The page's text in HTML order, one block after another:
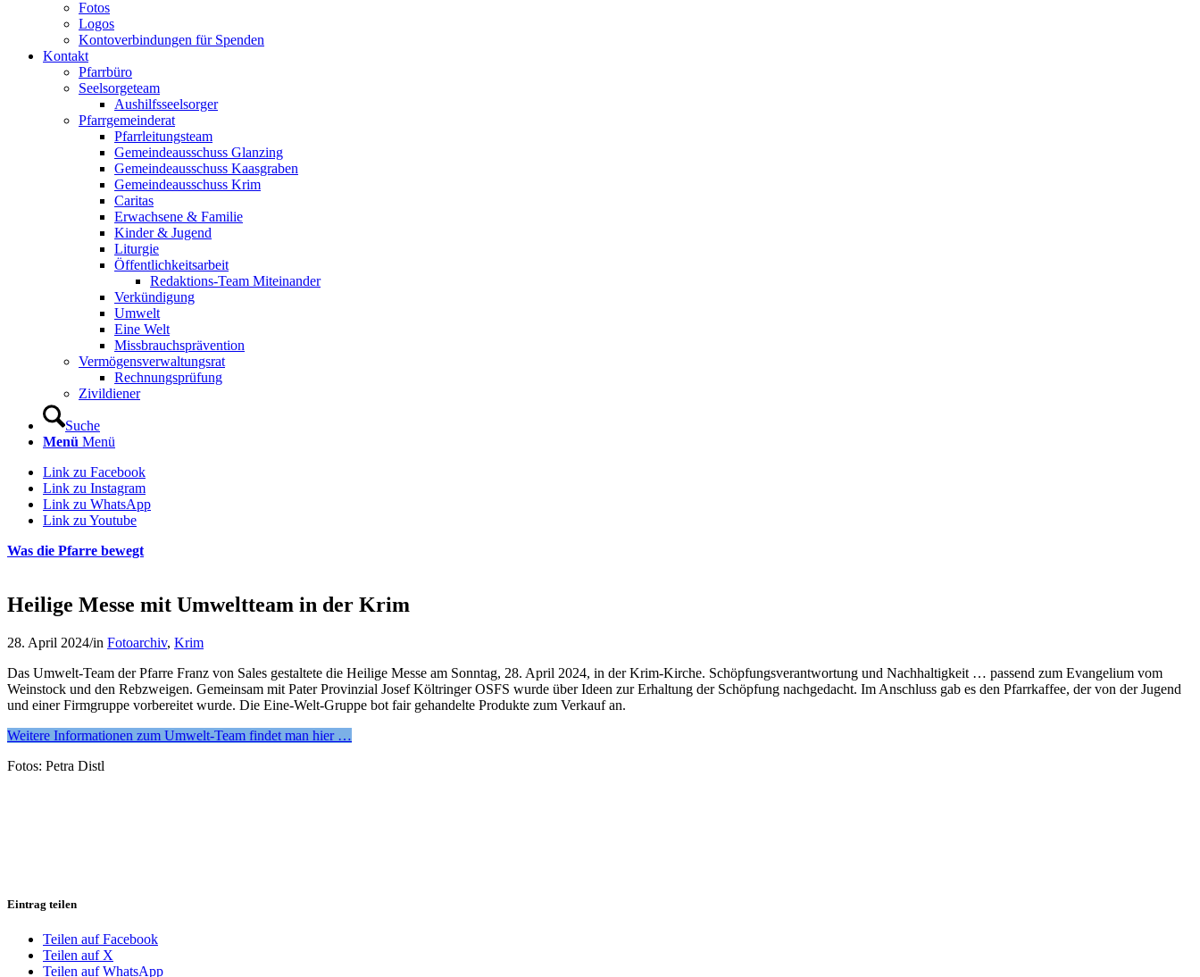
Fotos
Logos
Kontoverbindungen für Spenden
Kontakt
Pfarrbüro
Seelsorgeteam
Aushilfsseelsorger
Pfarrgemeinderat
Pfarrleitungsteam
Gemeindeausschuss Glanzing
Gemeindeausschuss Kaasgraben
Gemeindeausschuss Krim
Caritas
Erwachsene & Familie
Kinder & Jugend
Liturgie
Öffentlichkeitsarbeit
Redaktions-Team Miteinander
Verkündigung
Umwelt
Eine Welt
Missbrauchsprävention
Vermögensverwaltungsrat
Rechnungsprüfung
Zivildiener
Suche
Menü Menü
Link zu Facebook
Link zu Instagram
Link zu WhatsApp
Link zu Youtube
Was die Pfarre bewegt
Heilige Messe mit Umweltteam in der Krim
28. April 2024/in Fotoarchiv, Krim
Das Umwelt-Team der Pfarre Franz von Sales gestaltete die Heilige Messe am Sonntag, 28. April 2024, in der Krim-Kirche. Schöpfungsverantwortung und Nachhaltigkeit … passend zum Evangelium vom
Weinstock und den Rebzweigen. Gemeinsam mit Pater Provinzial Josef Költringer OSFS wurde über Ideen zur Erhaltung der Schöpfung nachgedacht. Im Anschluss gab es den Pfarrkaffee, der von der Jugend
und einer Firmgruppe vorbereitet wurde. Die Eine-Welt-Gruppe bot fair gehandelte Produkte zum Verkauf an.
Weitere Informationen zum Umwelt-Team findet man hier …
Fotos: Petra Distl
Eintrag teilen
Teilen auf Facebook
Teilen auf X
Teilen auf WhatsApp